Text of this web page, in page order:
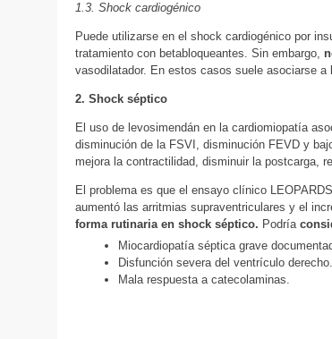
1.3. Shock cardiogénico
Puede utilizarse en el shock cardiogénico por
tratamiento con betabloqueantes. Sin embargo,
vasodilatador. En estos casos suele asociarse a
2. Shock séptico
El uso de levosimendán en la cardiomiopatía
disminución de la FSVI, disminución FEVD y
mejora la contractilidad, disminuir la postcarga,
El problema es que el ensayo clínico
aumentó las arritmias supraventriculares y el
forma rutinaria en shock séptico. Podría
Miocardiopatía séptica grave
Disfunción severa del ventrículo derecho.
Mala respuesta a catecolaminas.